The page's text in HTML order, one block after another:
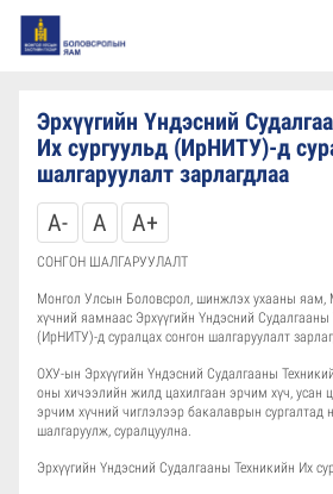
Эрхүүгийн Үндэсний
Их сургуульд (ИрНИТУ)-д
шалгаруулалт зарлагдлаа
A-
A A+
СОНГОН ШАЛГАРУУЛАЛТ
Монгол Улсын Боловсрол, шинжлэх ухааны
хүчний яамнаас Эрхүүгийн Үндэсний Судалгааны
(ИрНИТУ)-д суралцах сонгон шалгаруулалт
ОХУ-ын Эрхүүгийн Үндэсний Судалгааны
оны хичээлийн жилд цахилгаан эрчим хүч, усан
эрчим хүчний чиглэлээр бакалаврын сургалтад
шалгаруулж, суралцуулна.
Эрхүүгийн Үндэсний Судалгааны Техникийн Их